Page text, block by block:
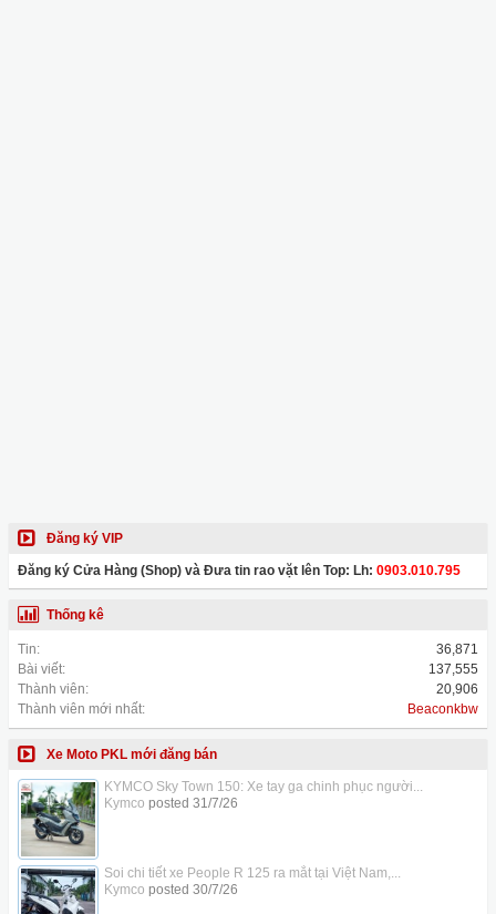
Đăng ký VIP
Đăng ký Cửa Hàng (Shop) và Đưa tin rao vặt lên Top: Lh: 0903.010.795
Thống kê
Tin:
36,871
Bài viết:
137,555
Thành viên:
20,906
Thành viên mới nhất:
Beaconkbw
Xe Moto PKL mới đăng bán
KYMCO Sky Town 150: Xe tay ga chinh phục người...
Kymco posted 31/7/26
Soi chi tiết xe People R 125 ra mắt tại Việt Nam,...
Kymco posted 30/7/26